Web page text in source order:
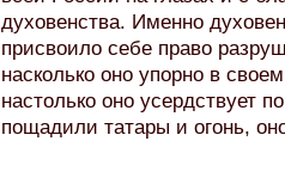
духовенства. Именно
присвоило себе право
насколько оно упорно в
настолько оно усердствует
пощадили татары и огонь,